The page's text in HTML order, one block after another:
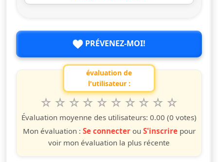
PRÉVENEZ-MOI!
évaluation de
l'utilisateur :
questo spettacolo da 1 a 10 étoiles
10
étoiles
9
étoiles
8
étoiles
7
étoiles
6
étoiles
5
étoiles
4
étoiles
3
étoiles
2
étoiles
étoile
Évaluation moyenne des utilisateurs: 0.00 (0 votes)
Mon évaluation : Se connecterou S'inscrirepour
voir mon évaluation la plus récente